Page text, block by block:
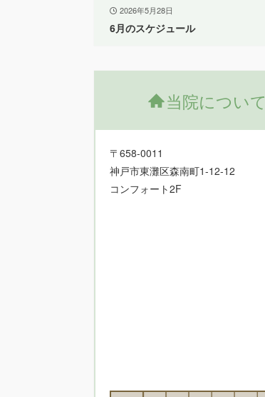
2026年5月28日
6月のスケジュール
当院について
〒658-0011
神戸市東灘区森南町1-12-12
コンフォート2F